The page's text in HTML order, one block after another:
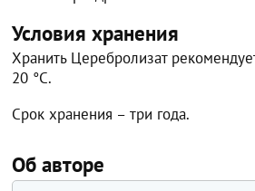
Условия хранения
Хранить Церебролизат
20 °С.
Срок хранения – три года.
Об авторе